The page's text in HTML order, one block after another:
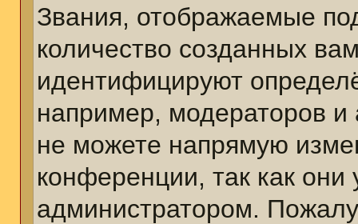
Звания, отображаемые
количество созданных
идентифицируют
например, модераторов
не можете напрямую
конференции, так как они
администратором.